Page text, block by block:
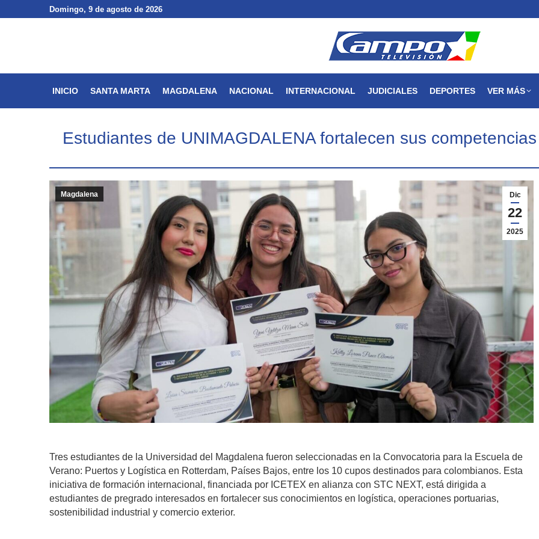
Domingo, 9 de agosto de 2026
INICIO SANTA MARTA MAGDALENA NACIONAL INTERNACIONAL JUDICIALES DEPORTES VER MÁS
Estudiantes de UNIMAGDALENA fortalecen sus
Dic
22
2025
Magdalena
Tres estudiantes de la Universidad del Magdalena fueron seleccionadas en la Convocatoria para la Escuela de
Verano: Puertos y Logística en Rotterdam, Países Bajos, entre los 10 cupos destinados para colombianos. Esta
iniciativa de formación internacional, financiada por ICETEX en alianza con STC NEXT, está dirigida a
estudiantes de pregrado interesados en fortalecer sus conocimientos en logística, operaciones portuarias,
sostenibilidad industrial y comercio exterior.
Domingo, 9 de agosto de 2026
NACIONAL INTERNACIONAL